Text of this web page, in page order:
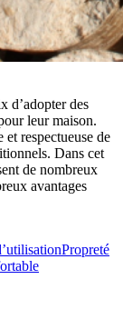
d’adopter des
leur maison.
respectueuse de
Dans cet
de nombreux
avantages
Propreté